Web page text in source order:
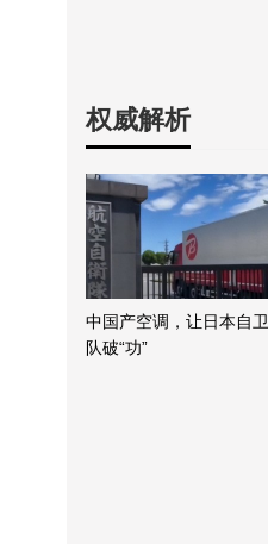
权威解析
中国产空调，让日本自卫
队破“功”